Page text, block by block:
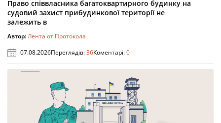
Право співвласника багатоквартирного будинку на
судовий захист прибудинкової території не
залежить в
Автор:Лента от Протокола
07.08.2026Переглядів:36Коментарі:0